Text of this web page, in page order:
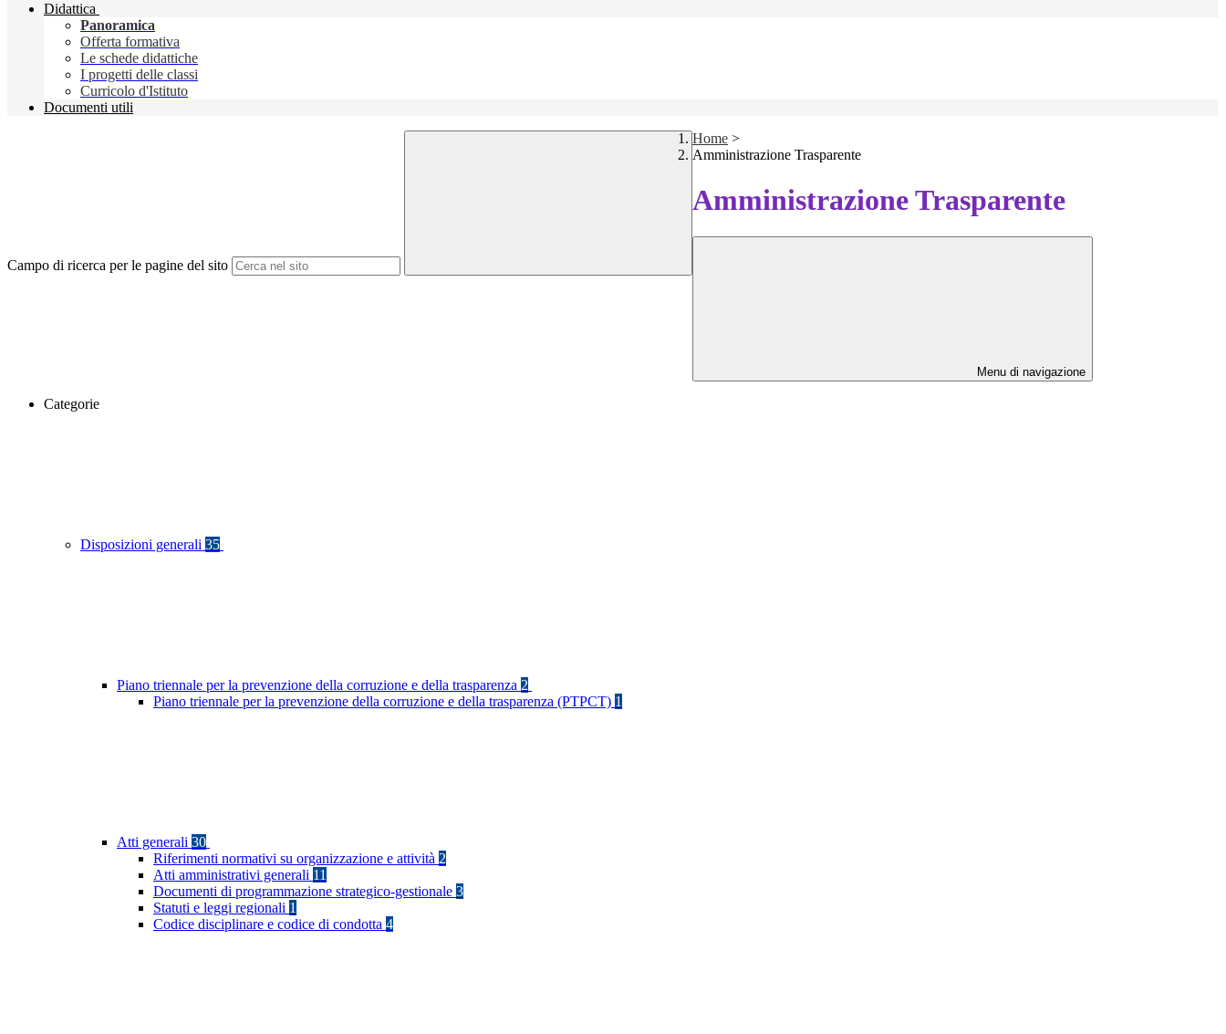
Didattica
Panoramica
Offerta formativa
Le schede didattiche
I progetti delle classi
Curricolo d'Istituto
Documenti utili
Campo di ricerca per le pagine del sito
Home >
Amministrazione Trasparente
Amministrazione Trasparente
Menu di navigazione
Categorie
Disposizioni generali 35
Piano triennale per la prevenzione della corruzione e della trasparenza 2
Piano triennale per la prevenzione della corruzione e della trasparenza (PTPCT) 1
Atti generali 30
Riferimenti normativi su organizzazione e attività 2
Atti amministrativi generali 11
Documenti di programmazione strategico-gestionale 3
Statuti e leggi regionali 1
Codice disciplinare e codice di condotta 4